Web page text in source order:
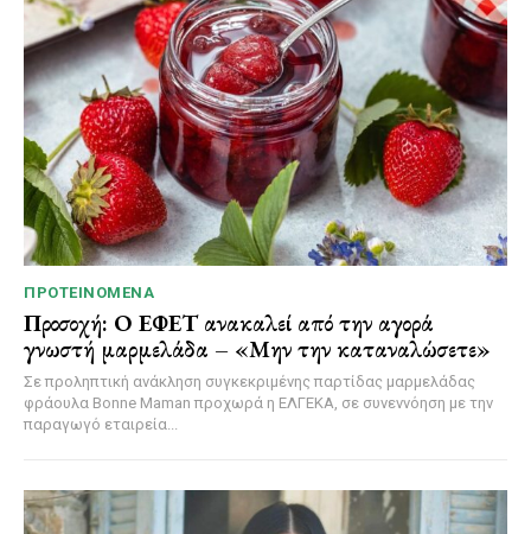
ΠΡΟΤΕΙΝΌΜΕΝΑ
Προσοχή: Ο ΕΦΕΤ ανακαλεί από την αγορά
γνωστή μαρμελάδα – «Μην την καταναλώσετε»
Σε προληπτική ανάκληση συγκεκριμένης παρτίδας μαρμελάδας
φράουλα Bonne Maman προχωρά η ΕΛΓΕΚΑ, σε συνεννόηση με την
παραγωγό εταιρεία...